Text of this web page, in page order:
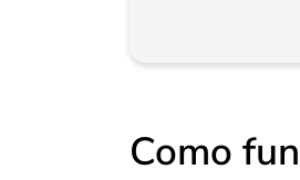
Como